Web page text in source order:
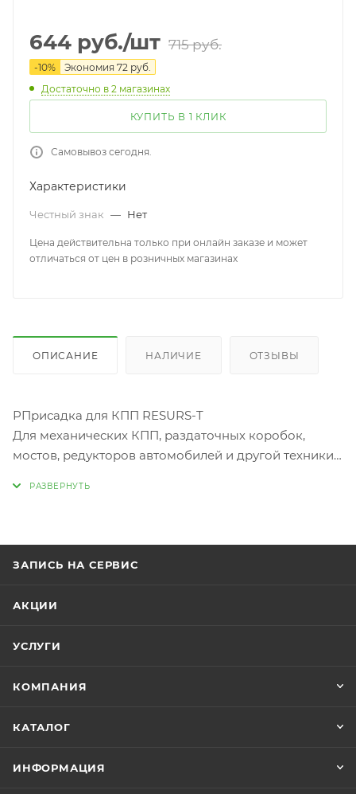
644 руб./шт 715руб.
-10% Экономия 72 руб.
Достаточно в 2 магазинах
КУПИТЬ В 1 КЛИК
Самовывоз сегодня.
Характеристики
Честный знак — Нет
Цена действительна только при онлайн заказе и может
отличаться от цен в розничных магазинах
ОПИСАНИЕ НАЛИЧИЕ ОТЗЫВЫ
РПрисадка для КПП RESURS-T
Для механических КПП, раздаточных коробок,
мостов, редукторов автомобилей и другой техники.
до 5 раз!
Показания к применению
вялый разгон
запах горелого масла в КПП
ЗАПИСЬ НА СЕРВИС
АКЦИИ
УСЛУГИ
КОМПАНИЯ
КАТАЛОГ
ИНФОРМАЦИЯ